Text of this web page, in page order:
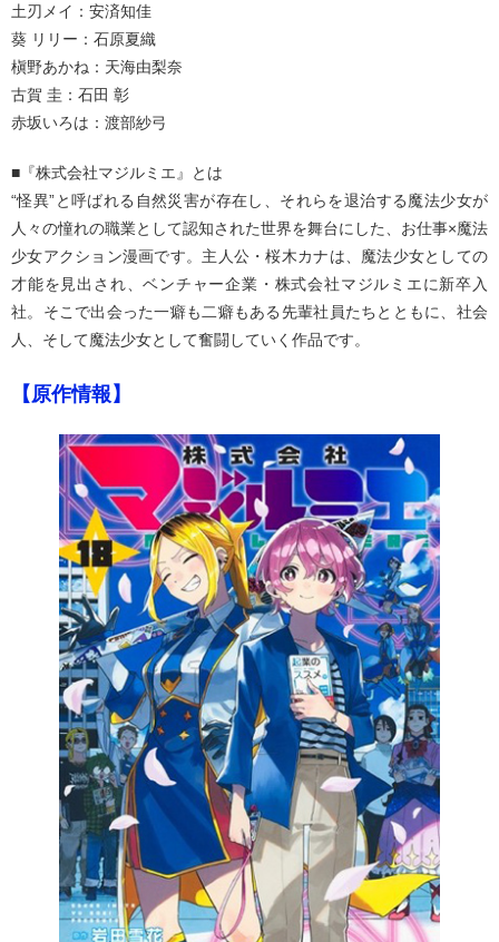
土刃メイ：安済知佳
葵 リリー：石原夏織
槇野あかね：天海由梨奈
古賀 圭：石田 彰
赤坂いろは：渡部紗弓
■『株式会社マジルミエ』とは
“怪異”と呼ばれる自然災害が存在し、それらを退治する魔法少女が
人々の憧れの職業として認知された世界を舞台にした、お仕事×魔法
少女アクション漫画です。主人公・桜木カナは、魔法少女としての
才能を見出され、ベンチャー企業・株式会社マジルミエに新卒入
社。そこで出会った一癖も二癖もある先輩社員たちとともに、社会
人、そして魔法少女として奮闘していく作品です。
【原作情報】